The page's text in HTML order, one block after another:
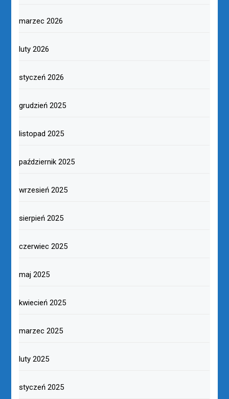
marzec 2026
luty 2026
styczeń 2026
grudzień 2025
listopad 2025
październik 2025
wrzesień 2025
sierpień 2025
czerwiec 2025
maj 2025
kwiecień 2025
marzec 2025
luty 2025
styczeń 2025